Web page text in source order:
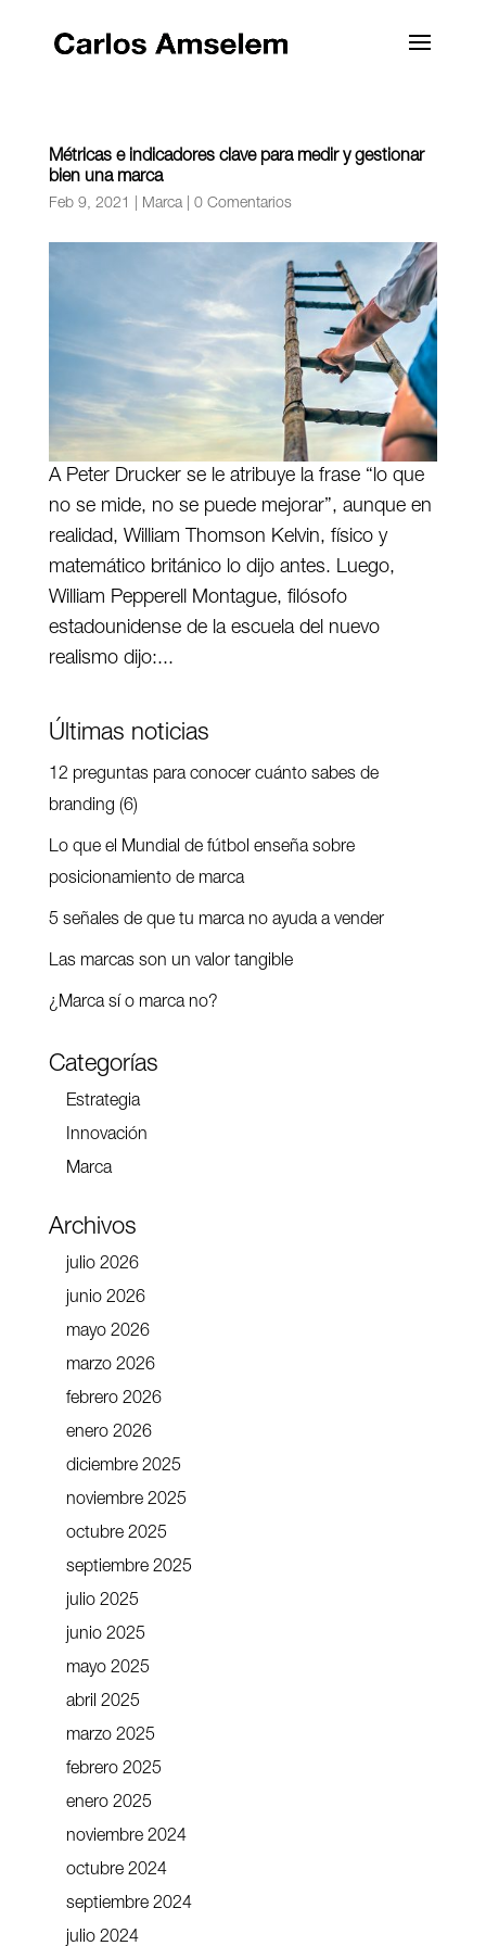
Métricas e indicadores clave para medir y gestionar
bien una marca
Feb 9, 2021 Marca| 0 Comentarios
A Peter Drucker se le atribuye la frase “lo que
no se mide, no se puede mejorar”, aunque en
realidad, William Thomson Kelvin, físico y
matemático británico lo dijo antes. Luego,
William Pepperell Montague, filósofo
estadounidense de la escuela del nuevo
realismo dijo:...
Últimas noticias
12 preguntas para conocer cuánto sabes de
branding (6)
Lo que el Mundial de fútbol enseña sobre
posicionamiento de marca
5 señales de que tu marca no ayuda a vender
Las marcas son un valor tangible
¿Marca sí o marca no?
Categorías
Estrategia
Innovación
Marca
Archivos
julio 2026
junio 2026
mayo 2026
marzo 2026
febrero 2026
enero 2026
diciembre 2025
noviembre 2025
octubre 2025
septiembre 2025
julio 2025
junio 2025
mayo 2025
abril 2025
marzo 2025
febrero 2025
enero 2025
noviembre 2024
octubre 2024
septiembre 2024
julio 2024